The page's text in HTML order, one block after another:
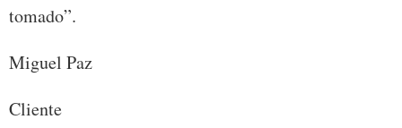
tomado”.
Miguel Paz
Cliente